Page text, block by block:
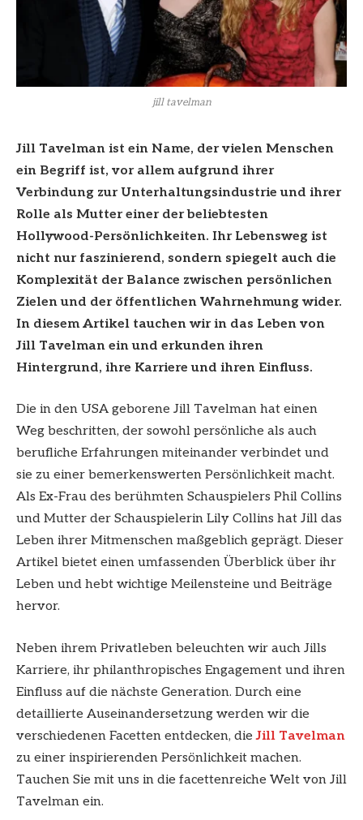
jill tavelman
Jill Tavelman ist ein Name, der vielen Menschen
ein Begriff ist, vor allem aufgrund ihrer
Verbindung zur Unterhaltungsindustrie und ihrer
Rolle als Mutter einer der beliebtesten
Hollywood-Persönlichkeiten. Ihr Lebensweg ist
nicht nur faszinierend, sondern spiegelt auch die
Komplexität der Balance zwischen persönlichen
Zielen und der öffentlichen Wahrnehmung wider.
In diesem Artikel tauchen wir in das Leben von
Jill Tavelman ein und erkunden ihren
Hintergrund, ihre Karriere und ihren Einfluss.
Die in den USA geborene Jill Tavelman hat einen
Weg beschritten, der sowohl persönliche als auch
berufliche Erfahrungen miteinander verbindet und
sie zu einer bemerkenswerten Persönlichkeit macht.
Als Ex-Frau des berühmten Schauspielers Phil Collins
und Mutter der Schauspielerin Lily Collins hat Jill das
Leben ihrer Mitmenschen maßgeblich geprägt. Dieser
Artikel bietet einen umfassenden Überblick über ihr
Leben und hebt wichtige Meilensteine und Beiträge
hervor.
Neben ihrem Privatleben beleuchten wir auch Jills
Karriere, ihr philanthropisches Engagement und ihren
Einfluss auf die nächste Generation. Durch eine
detaillierte Auseinandersetzung werden wir die
verschiedenen Facetten entdecken, dieJill Tavelman
zu einer inspirierenden Persönlichkeit machen.
Tauchen Sie mit uns in die facettenreiche Welt von Jill
Tavelman ein.